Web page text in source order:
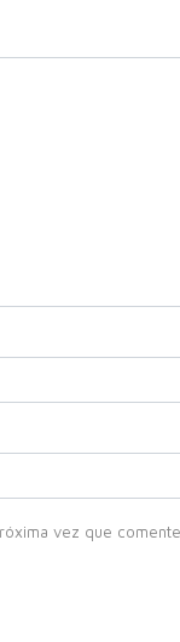
vez que comente.